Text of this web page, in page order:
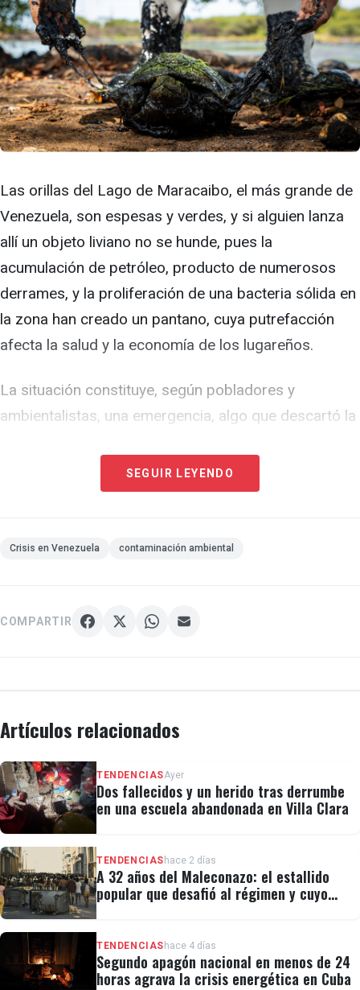
Las orillas del Lago de Maracaibo, el más grande de
Venezuela, son espesas y verdes, y si alguien lanza
allí un objeto liviano no se hunde, pues la
acumulación de petróleo, producto de numerosos
derrames, y la proliferación de una bacteria sólida en
la zona han creado un pantano, cuya putrefacción
afecta la salud y la economía de los lugareños.
La situación constituye, según pobladores y
ambientalistas, una emergencia, algo que descartó la
Aunque el régimen admitió que existe un problema
últimos 35 dedicado al procesamiento de pescados
años lidiando con la contaminación en estas aguas,
nunca había observado el espesor y mal olor actual,
lo que ha ocasionado prácticamente una "pérdida
total" en su negocio.
"No podemos salir a pescar porque las orillas y las
riberas del lago están contaminadas completamente
(...) la producción bajó a un 5 %", afirma el hombre.
SEGUIR LEYENDO
Crisis en Venezuela contaminación ambiental
COMPARTIR
Artículos relacionados
TENDENCIASAyer
Dos fallecidos y un herido tras derrumbe
en una escuela abandonada en Villa Clara
TENDENCIAS hace 2 días
A 32 años del Maleconazo: el estallido
popular que desafió al régimen y cuyo
TENDENCIAS hace 4 días
Segundo apagón nacional en menos de 24
horas agrava la crisis energética en Cuba